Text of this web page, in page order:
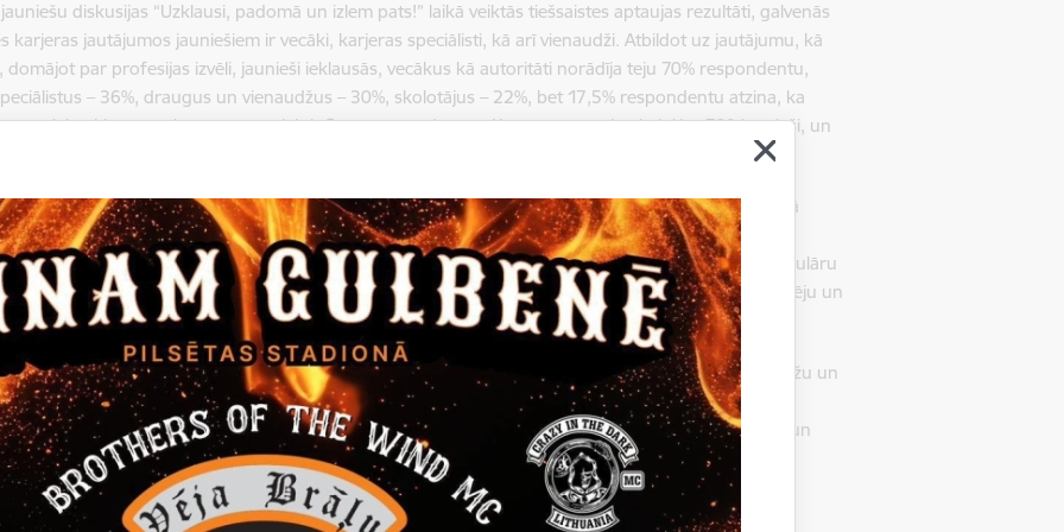
diskusijas “Uzklausi, padomā un izlem pats!” laikā veiktās tiešsaistes aptaujas rezultāti, galvenās
karjeras jautājumos jauniešiem ir vecāki, karjeras speciālisti, kā arī vienaudži. Atbildot uz jautājumu, kā
domājot par profesijas izvēli, jaunieši ieklausās, vecākus kā autoritāti norādīja teju 70% respondentu,
– 36%, draugus un vienaudžus – 30%, skolotājus – 22%, bet 17,5% respondentu atzina, ka
sociālo tīklos populāru personu jeb influenceru padomos. Kopumā aptaujā piedalījās 760 jaunieši, un
laikā izglītības iestādēs Latvijā notika arī dažādi citi ar karjeras izvēli saistīti pasākumi. Kopumā
1080 pasākumu laikā jauniešiem bija iespēja virtuāli paviesoties dažādās mācību iestādēs, saņemt
informāciju par studiju iespējām Latvijā un ārvalstīs, virtuāli apmeklēt arī uzņēmumus, izzināt populāru
kā arī iegūt praktisku informāciju par karjeras atbalsta veidiem un instrumentiem savu spēju un
organizē VIAA, un tā notiek ar Latvijas pilsētu, novadu un pašvaldību apvienību izglītības iestāžu un
izglītības kompetences centru (PIKC) atbalstu. “Karjeras nedēļa” notiek VIAA īstenota projekta
vispārējās un profesionālās izglītības iestādēs” ietvaros, ko finansē Eiropas Sociālais fonds un
organizētas projekta “Karjeras atbalsts vispārējās un profesionālās izglītības iestādēs” ietvaros, Nr.